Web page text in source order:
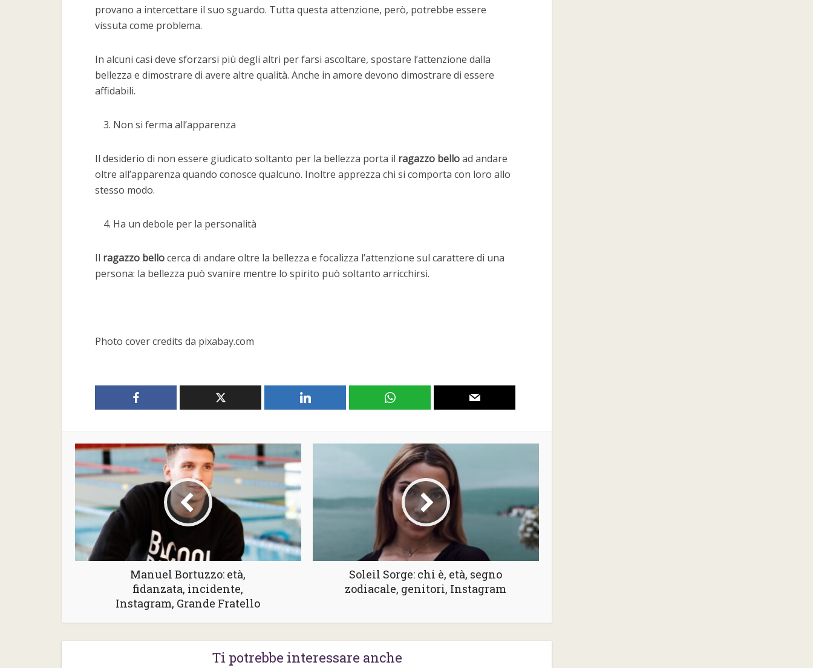
provano a intercettare il suo sguardo. Tutta questa attenzione, però, potrebbe essere
vissuta come problema.
In alcuni casi deve sforzarsi più degli altri per farsi ascoltare, spostare l’attenzione dalla
bellezza e dimostrare di avere altre qualità. Anche in amore devono dimostrare di essere
affidabili.
Non si ferma all’apparenza
Il desiderio di non essere giudicato soltanto per la bellezza porta il ragazzo belload andare
oltre all’apparenza quando conosce qualcuno. Inoltre apprezza chi si comporta con loro allo
stesso modo.
Ha un debole per la personalità
Il ragazzo bellocerca di andare oltre la bellezza e focalizza l’attenzione sul carattere di una
persona: la bellezza può svanire mentre lo spirito può soltanto arricchirsi.
Photo cover credits da pixabay.com
Manuel Bortuzzo: età,
fidanzata, incidente,
Instagram, Grande Fratello
Soleil Sorge: chi è, età, segno
zodiacale, genitori, Instagram
Ti potrebbe interessare anche